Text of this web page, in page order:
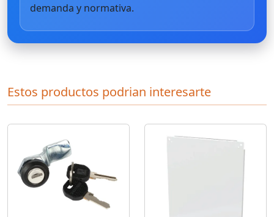
demanda y normativa.
Estos productos podrian interesarte